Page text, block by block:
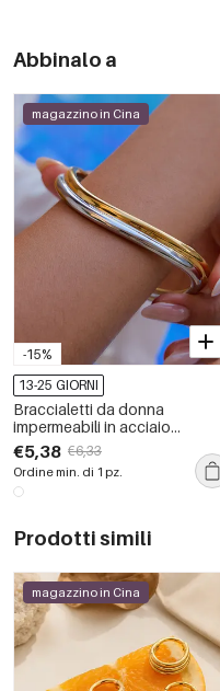
Abbinalo a
-15%
magazzino in Cina
13-25 GIORNI
Braccialetti da donna
impermeabili in acciaio
inossidabile classico irregolare
da 1 pezzo
€5,38 €6,33
Ordine min. di 1 pz.
Prodotti simili
magazzino in Cina